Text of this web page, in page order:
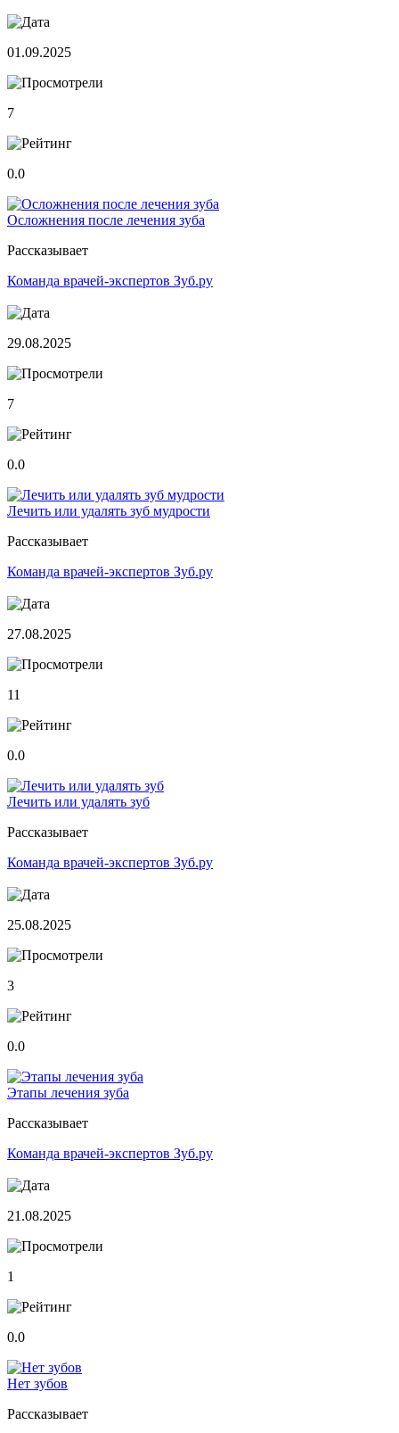
01.09.2025
7
0.0
Осложнения после лечения зуба
Рассказывает
Команда врачей-экспертов Зуб.ру
29.08.2025
7
0.0
Лечить или удалять зуб мудрости
Рассказывает
Команда врачей-экспертов Зуб.ру
27.08.2025
11
0.0
Лечить или удалять зуб
Рассказывает
Команда врачей-экспертов Зуб.ру
25.08.2025
3
0.0
Этапы лечения зуба
Рассказывает
Команда врачей-экспертов Зуб.ру
21.08.2025
1
0.0
Нет зубов
Рассказывает